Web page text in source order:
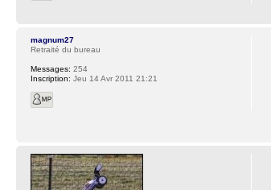
magnum27
Retraité du bureau
Messages: 254
Inscription: Jeu 14 Avr 2011 21:21